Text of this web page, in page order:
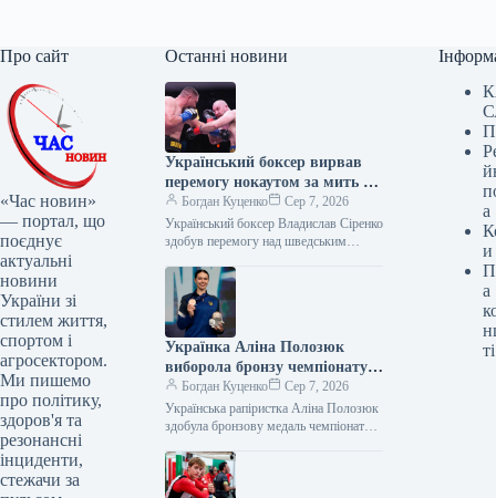
Про сайт
«Час новин»
— портал, що
поєднує
актуальні
новини
України зі
стилем життя,
спортом і
агросектором.
Ми пишемо
про політику,
здоров'я та
резонансні
інциденти,
стежачи за
Останні новини
Український боксер вирвав
перемогу нокаутом за мить до
фінального гонгу
Богдан Куценко
Сер 7, 2026
Український боксер Владислав Сіренко
здобув перемогу над шведським
Поєдинок, що відбувся в Нью-Йорку
в рамках шоу Zuffa…
Українка Аліна Полозюк
виборола бронзу чемпіонату
світу з фехтування
Богдан Куценко
Сер 7, 2026
Українська рапіристка Аліна Полозюк
здобула бронзову медаль чемпіонату
Гонконзі. Це перша в історії України…
а
и
а
ті